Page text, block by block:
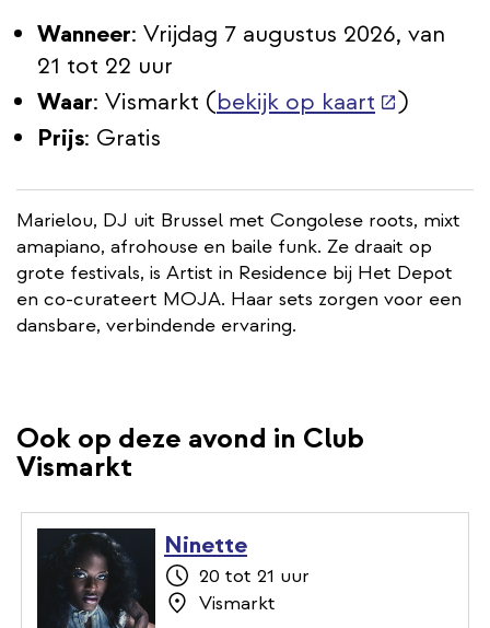
Wanneer: Vrijdag 7 augustus 2026, van
21 tot 22 uur
Waar: Vismarkt (bekijk op kaart (externe
)
Prijs: Gratis
Marielou, DJ uit Brussel met Congolese roots, mixt
amapiano, afrohouse en baile funk. Ze draait op
grote festivals, is Artist in Residence bij Het Depot
en co-curateert MOJA. Haar sets zorgen voor een
dansbare, verbindende ervaring.
Ook op deze avond in Club
Vismarkt
Ninette
20 tot 21 uur
Vismarkt